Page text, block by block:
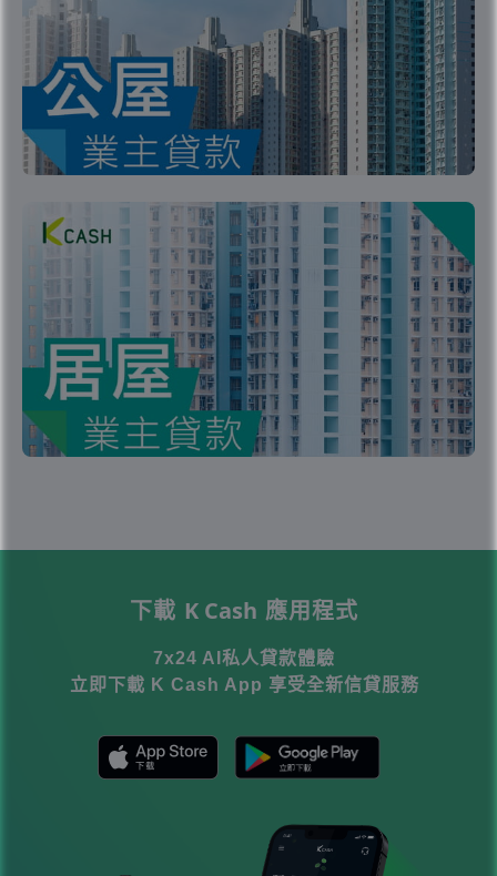
下載 K Cash 應用程式
7x24 AI私人貸款體驗
立即下載 K Cash App 享受全新信貸服務